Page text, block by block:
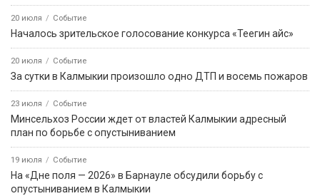
20 июля Событие
Началось зрительское голосование конкурса «Теегин айс»
20 июля Событие
За сутки в Калмыкии произошло одно ДТП и восемь пожаров
23 июля Событие
Минсельхоз России ждет от властей Калмыкии адресный
план по борьбе с опустыниванием
19 июля Событие
На «Дне поля — 2026» в Барнауле обсудили борьбу с
опустыниванием в Калмыкии